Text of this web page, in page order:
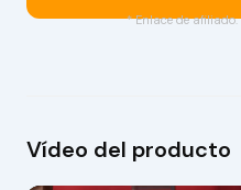
* Enlace de
Vídeo del producto